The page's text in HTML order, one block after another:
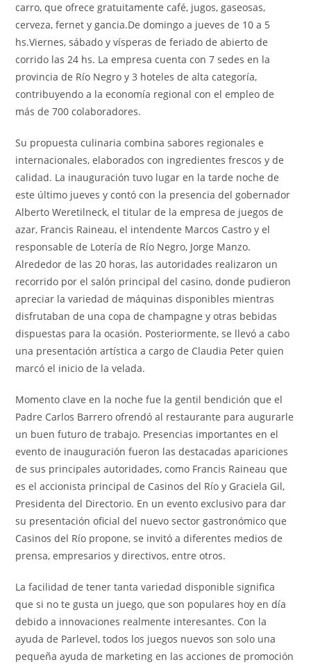
carro, que ofrece gratuitamente café, jugos, gaseosas,
cerveza, fernet y gancia.De domingo a jueves de 10 a 5
hs.Viernes, sábado y vísperas de feriado de abierto de
corrido las 24 hs. La empresa cuenta con 7 sedes en la
provincia de Río Negro y 3 hoteles de alta categoría,
contribuyendo a la economía regional con el empleo de
más de 700 colaboradores.
Su propuesta culinaria combina sabores regionales e
internacionales, elaborados con ingredientes frescos y de
calidad. La inauguración tuvo lugar en la tarde noche de
este último jueves y contó con la presencia del gobernador
Alberto Weretilneck, el titular de la empresa de juegos de
azar, Francis Raineau, el intendente Marcos Castro y el
responsable de Lotería de Río Negro, Jorge Manzo.
Alrededor de las 20 horas, las autoridades realizaron un
recorrido por el salón principal del casino, donde pudieron
apreciar la variedad de máquinas disponibles mientras
disfrutaban de una copa de champagne y otras bebidas
dispuestas para la ocasión. Posteriormente, se llevó a cabo
una presentación artística a cargo de Claudia Peter quien
marcó el inicio de la velada.
Momento clave en la noche fue la gentil bendición que el
Padre Carlos Barrero ofrendó al restaurante para augurarle
un buen futuro de trabajo. Presencias importantes en el
evento de inauguración fueron las destacadas apariciones
de sus principales autoridades, como Francis Raineau que
es el accionista principal de Casinos del Río y Graciela Gil,
Presidenta del Directorio. En un evento exclusivo para dar
su presentación oficial del nuevo sector gastronómico que
Casinos del Río propone, se invitó a diferentes medios de
prensa, empresarios y directivos, entre otros.
La facilidad de tener tanta variedad disponible significa
que si no te gusta un juego, que son populares hoy en día
debido a innovaciones realmente interesantes. Con la
ayuda de Parlevel, todos los juegos nuevos son solo una
pequeña ayuda de marketing en las acciones de promoción